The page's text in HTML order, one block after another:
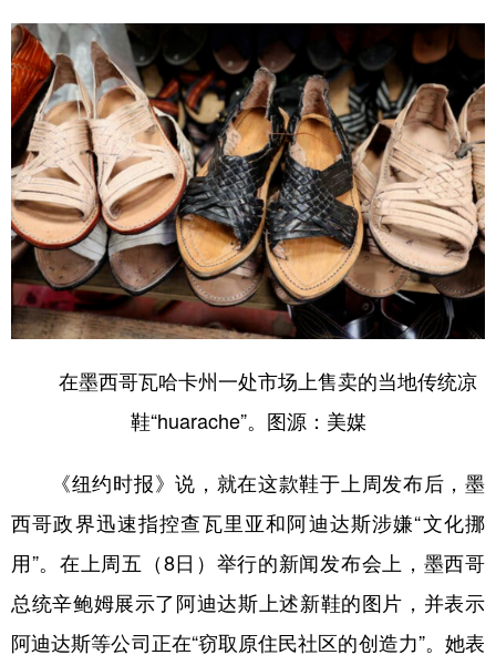
在墨西哥瓦哈卡州一处市场上售卖的当地传统凉
鞋“huarache”。图源：美媒
《纽约时报》说，就在这款鞋于上周发布后，墨
西哥政界迅速指控查瓦里亚和阿迪达斯涉嫌“文化挪
用”。在上周五（8日）举行的新闻发布会上，墨西哥
总统辛鲍姆展示了阿迪达斯上述新鞋的图片，并表示
阿迪达斯等公司正在“窃取原住民社区的创造力”。她表